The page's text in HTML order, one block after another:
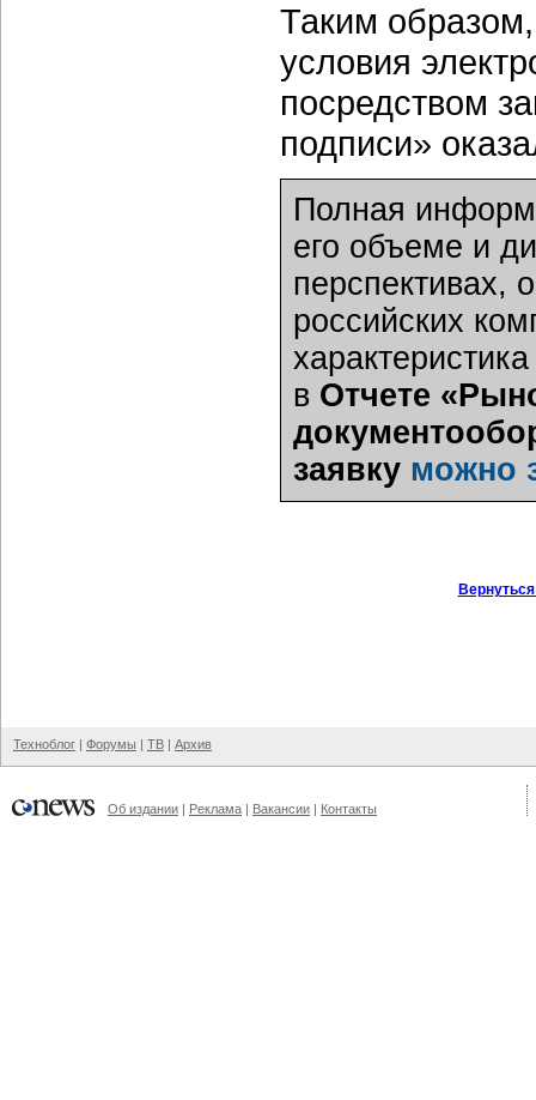
Таким
условия
посредством
подписи»
Полная
его объеме и
перспективах,
российских
в Отчете
заявку можно
Техноблог | Форумы | ТВ | Архив
Об издании | Реклама | Вакансии | Контакты